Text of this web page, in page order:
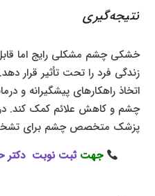
نتیجه‌گیری
خشکی چشم مشکلی رایج اما
زندگی فرد را تحت تأثیر
اتخاذ راهکارهای پیشگیرانه و
چشم و کاهش علائم کمک کند. در
پزشک متخصص چشم برای
جهتثبت نوبت دکتر